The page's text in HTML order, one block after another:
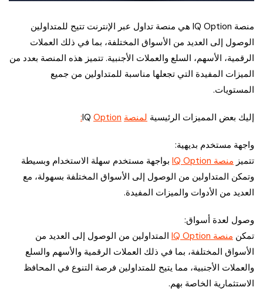
منصة IQ Option هي منصة تداول عبر الإنترنت تتيح للمتداولين
الوصول إلى العديد من الأسواق المختلفة، بما في ذلك العملات
الرقمية، الأسهم، السلع والعملات الأجنبية. تتميز هذه المنصة بعدد من
الميزات المفيدة التي تجعلها مناسبة للمتداولين من جميع
المستويات.
إليك بعض المميزات الرئيسية لمنصة Option:
واجهة مستخدم بديهية:
تتميز منصة IQ Option
بواجهة مستخدم سهلة الاستخدام وبسيطة
وتمكن المتداولين من الوصول إلى الأسواق المختلفة بسهولة، مع
العديد من الأدوات والميزات المفيدة.
وصول لعدة أسواق:
تمكن منصة IQ Option
المتداولين من الوصول إلى العديد من
الأسواق المختلفة، بما في ذلك العملات الرقمية والأسهم والسلع
والعملات الأجنبية، مما يتيح للمتداولين فرصة التنوع في المحافظ
الاستثمارية الخاصة بهم.